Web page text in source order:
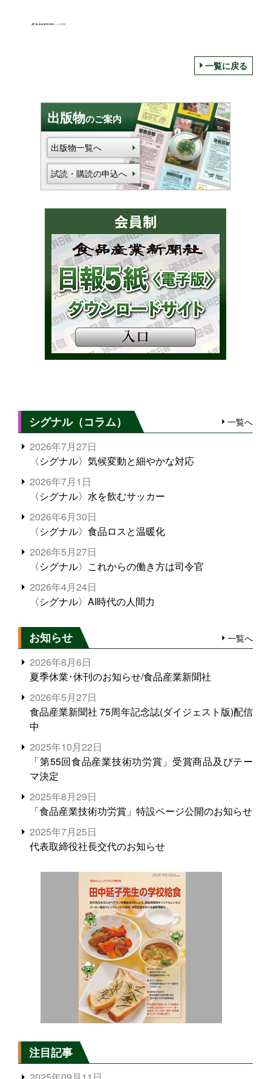
一覧に戻る
出版物のご案内
出版物一覧へ
試読・購読の申込へ
シグナル（コラム） 一覧へ
2026年7月27日
〈シグナル〉気候変動と細やかな対応
2026年7月1日
〈シグナル〉水を飲むサッカー
2026年6月30日
〈シグナル〉食品ロスと温暖化
2026年5月27日
〈シグナル〉これからの働き方は司令官
2026年4月24日
〈シグナル〉AI時代の人間力
お知らせ 一覧へ
2026年8月6日
夏季休業･休刊のお知らせ/食品産業新聞社
2026年5月27日
食品産業新聞社 75周年記念誌(ダイジェスト版)配信
中
2025年10月22日
「第55回食品産業技術功労賞」受賞商品及びテー
マ決定
2025年8月29日
「食品産業技術功労賞」特設ページ公開のお知らせ
2025年7月25日
代表取締役社長交代のお知らせ
注目記事